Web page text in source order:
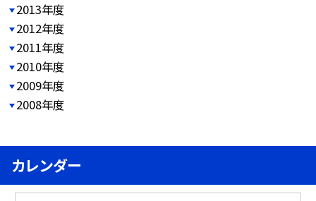
2013年度
2012年度
2011年度
2010年度
2009年度
2008年度
カレンダー